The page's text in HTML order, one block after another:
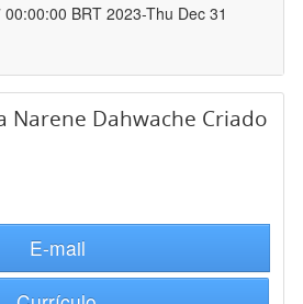
BRT 2023-Thu Dec 31
Narene Dahwache Criado
E-mail